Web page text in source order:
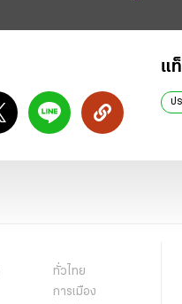
แ
ป
ทั่วไทย
การเมือง